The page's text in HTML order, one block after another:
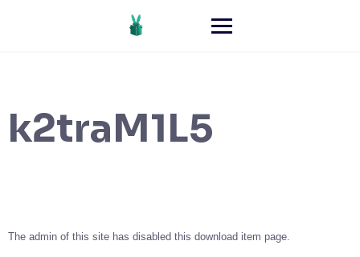
k2traM1L5
The admin of this site has disabled this download item page.